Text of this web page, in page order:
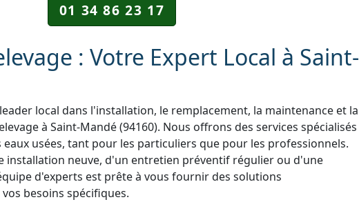
01 34 86 23 17
: Votre Expert Local à Saint-
local dans l'installation, le remplacement, la maintenance et la
à Saint-Mandé (94160). Nous offrons des services spécialisés
usées, tant pour les particuliers que pour les professionnels.
installation neuve, d'un entretien préventif régulier ou d'une
d'experts est prête à vous fournir des solutions
besoins spécifiques.